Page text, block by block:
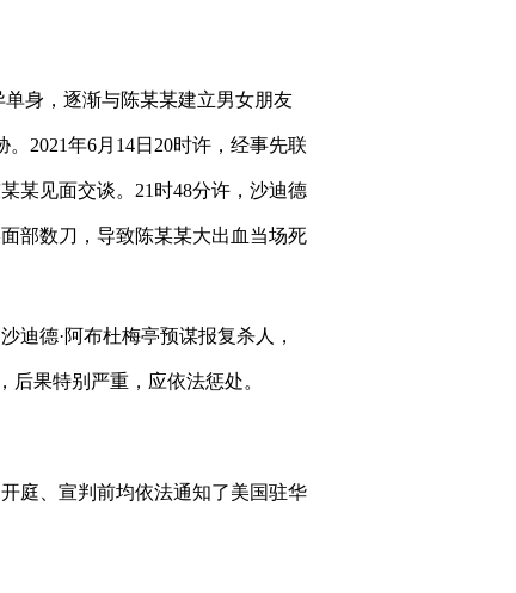
身，逐渐与陈某某建立男女朋友
2021年6月14日20时许，经事先联
某见面交谈。21时48分许，沙迪德
部数刀，导致陈某某大出血当场死
迪德·阿布杜梅亭预谋报复杀人，
果特别严重，应依法惩处。
庭、宣判前均依法通知了美国驻华